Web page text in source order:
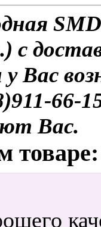
Вас
Вас.
товаре: